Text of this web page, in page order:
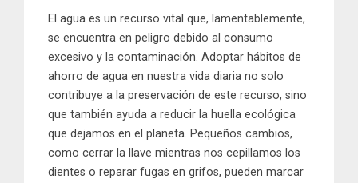
El agua es un recurso vital que, lamentablemente,
se encuentra en peligro debido al consumo
excesivo y la contaminación. Adoptar hábitos de
ahorro de agua en nuestra vida diaria no solo
contribuye a la preservación de este recurso, sino
que también ayuda a reducir la huella ecológica
que dejamos en el planeta. Pequeños cambios,
como cerrar la llave mientras nos cepillamos los
dientes o reparar fugas en grifos, pueden marcar